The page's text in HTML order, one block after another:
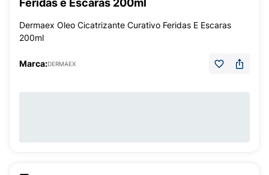
Feridas e Escaras 200ml
Dermaex Oleo Cicatrizante Curativo Feridas E Escaras
200ml
Marca:DERMAEX